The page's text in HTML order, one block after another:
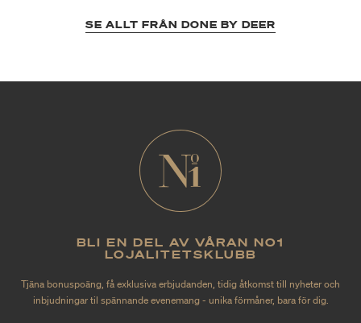
SE ALLT FRÅN DONE BY DEER
BLI EN DEL AV VÅRAN NO1
LOJALITETSKLUBB
Tjäna bonuspoäng, få exklusiva erbjudanden, tidig åtkomst till nyheter och
inbjudningar til spännande evenemang - unika förmåner, bara för dig.